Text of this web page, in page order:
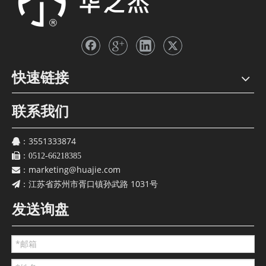
快速链接
联系我们
： 3551333874
： 0512-66218385
： marketing@huajie.com
： 江苏省苏州市胥口镇孙武路 1031号
发送询盘